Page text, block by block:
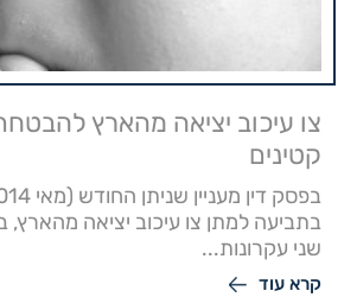
צו עיכוב יציאה מהארץ
קטינים
בתביעה למתן צו עיכוב יציאה מהארץ,
שני עקרונות...
קרא עוד